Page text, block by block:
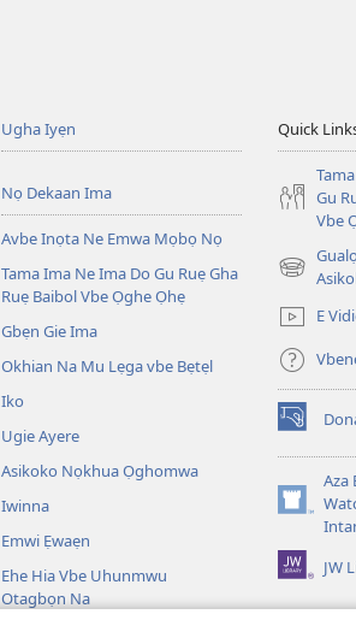
Ugha Iyẹn
Nọ Dekaan Ima
Avbe Inọta Ne Emwa Mọbọ Nọ
Tama Ima Ne Ima Do Gu Ruẹ Gha
Ruẹ Baibol Vbe Ọghe Ọhẹ
Gbẹn Gie Ima
Okhian Na Mu Lẹga vbe Bẹtẹl
Iko
Ugie Ayere
Asikoko Nọkhua Ọghomwa
Iwinna
Emwi Ẹwaẹn
Ehe Hia Vbe Uhunmwu
Otagbọn Na
Quick
Gu
Vbe
(opens
window)
E
(opens
new
window)
Aza
(opens
window)JW